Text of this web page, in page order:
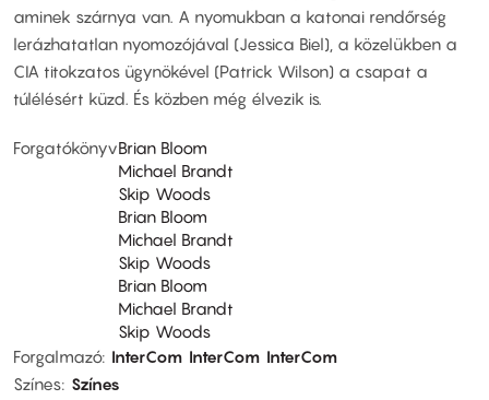
aminek szárnya van. A nyomukban a katonai rendőrség
lerázhatatlan nyomozójával (Jessica Biel), a közelükben a
CIA titokzatos ügynökével (Patrick Wilson) a csapat a
túlélésért küzd. És közben még élvezik is.
ForgatókönyvBrian Bloom
Michael Brandt
Skip Woods
Brian Bloom
Michael Brandt
Skip Woods
Brian Bloom
Michael Brandt
Skip Woods
Forgalmazó InterCom InterCom InterCom
Színes Színes